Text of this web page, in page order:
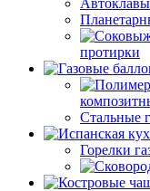
Автоклавы
протирки
Стальные
Горелки